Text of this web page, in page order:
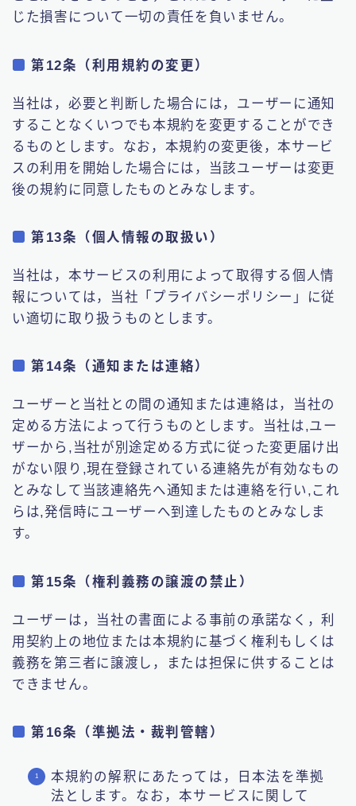
じた損害について一切の責任を負いません。
第12条（利用規約の変更）
当社は，必要と判断した場合には，ユーザーに通知
することなくいつでも本規約を変更することができ
るものとします。なお，本規約の変更後，本サービ
スの利用を開始した場合には，当該ユーザーは変更
後の規約に同意したものとみなします。
第13条（個人情報の取扱い）
当社は，本サービスの利用によって取得する個人情
報については，当社「プライバシーポリシー」に従
い適切に取り扱うものとします。
第14条（通知または連絡）
ユーザーと当社との間の通知または連絡は，当社の
定める方法によって行うものとします。当社は,ユー
ザーから,当社が別途定める方式に従った変更届け出
がない限り,現在登録されている連絡先が有効なもの
とみなして当該連絡先へ通知または連絡を行い,これ
らは,発信時にユーザーへ到達したものとみなしま
す。
第15条（権利義務の譲渡の禁止）
ユーザーは，当社の書面による事前の承諾なく，利
用契約上の地位または本規約に基づく権利もしくは
義務を第三者に譲渡し，または担保に供することは
できません。
第16条（準拠法・裁判管轄）
本規約の解釈にあたっては，日本法を準拠
法とします。なお，本サービスに関して